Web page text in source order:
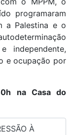
programaram
a Palestina e o
e ocupação por
na Casa do
À